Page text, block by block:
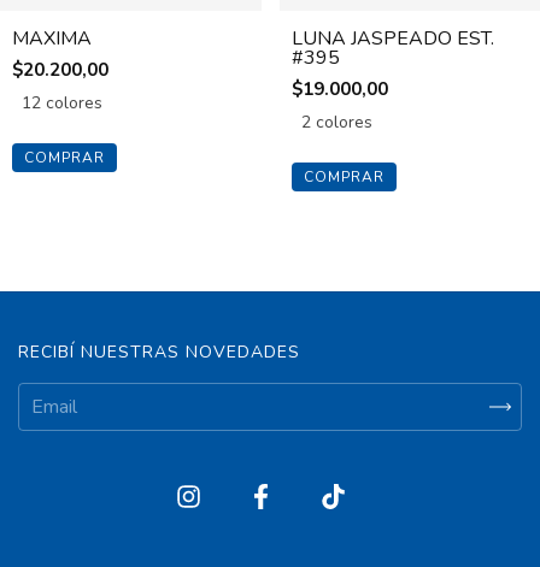
MAXIMA
$20.200,00
12 colores
COMPRAR
LUNA JASPEADO EST.
#395
$19.000,00
2 colores
COMPRAR
RECIBÍ NUESTRAS NOVEDADES